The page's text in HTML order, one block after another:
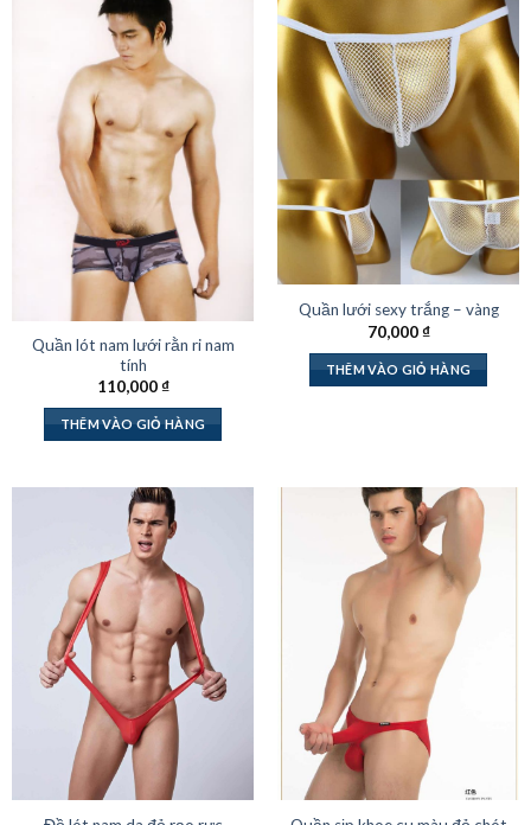
Quần lót nam lưới rằn ri nam
tính
110,000₫
THÊM VÀO GIỎ HÀNG
Quần lưới sexy trắng – vàng
70,000₫
THÊM VÀO GIỎ HÀNG